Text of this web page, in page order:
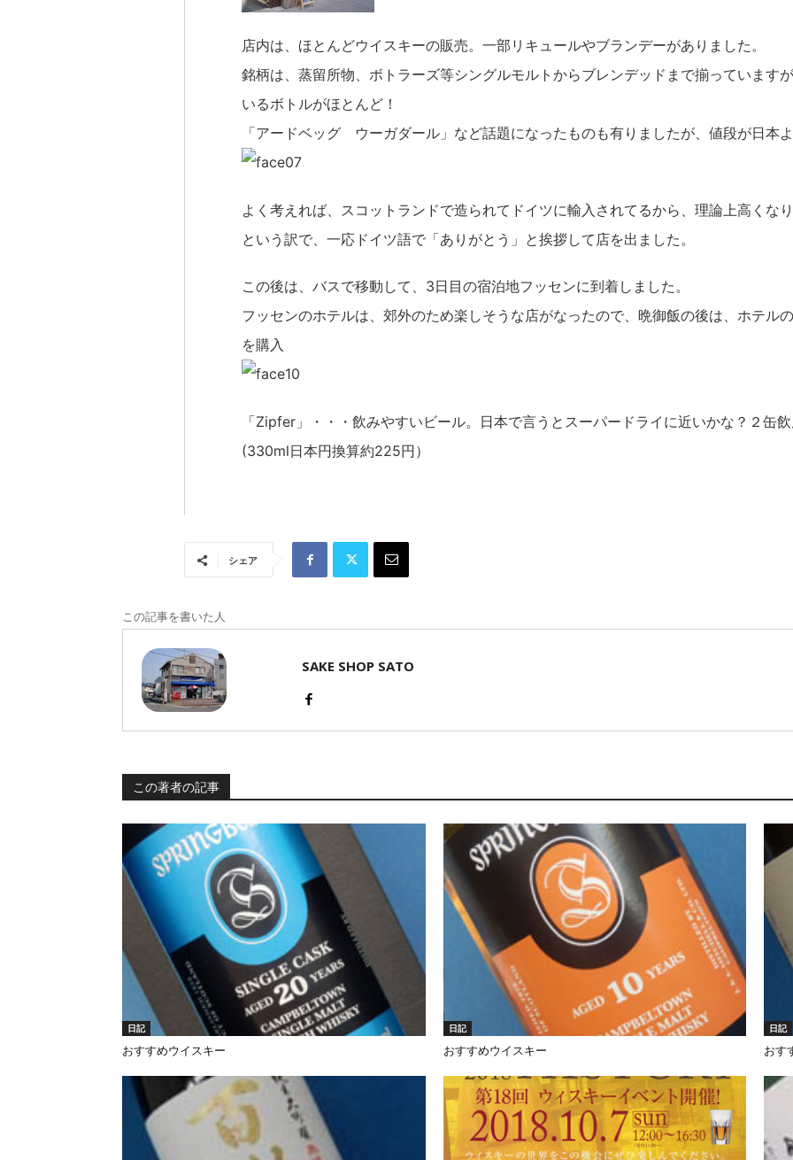
店内は、ほとんどウイスキーの販売。一部リキュールやブランデーがありました。
銘柄は、蒸留所物、ボトラーズ等シングルモルトからブレンデッドまで揃っています
いるボトルがほとんど！
「アードベッグ ウーガダール」など話題になったものも有りましたが、値段が日本
よく考えれば、スコットランドで造られてドイツに輸入されてるから、理論上高くなり
という訳で、一応ドイツ語で「ありがとう」と挨拶して店を出ました。
この後は、バスで移動して、3日目の宿泊地フッセンに到着しました。
フッセンのホテルは、郊外のため楽しそうな店がなったので、晩御飯の後は、ホテル
を購入
「Zipfer」・・・飲みやすいビール。日本で言うとスーパードライに近いかな？２缶飲
(330ml日本円換算約225円）
シェア
この記事を書いた人
SAKE SHOP SATO
この著者の記事
日記
おすすめウイスキー
日記
おすすめウイスキー
日記
おす